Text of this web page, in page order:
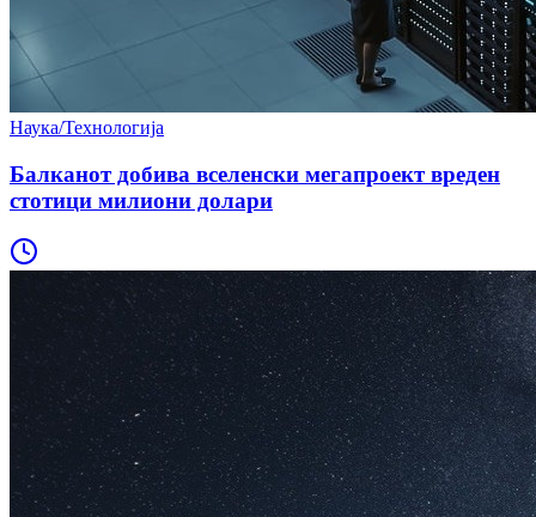
Наука/Технологија
Балканот добива вселенски мегапроект вреден
стотици милиони долари